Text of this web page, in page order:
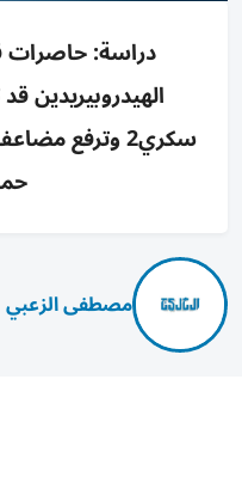
دراسة: حاصرات
مصطفى الزعبي